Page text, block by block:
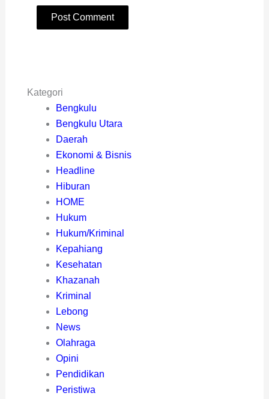
Kategori
Bengkulu
Bengkulu Utara
Daerah
Ekonomi & Bisnis
Headline
Hiburan
HOME
Hukum
Hukum/Kriminal
Kepahiang
Kesehatan
Khazanah
Kriminal
Lebong
News
Olahraga
Opini
Pendidikan
Peristiwa